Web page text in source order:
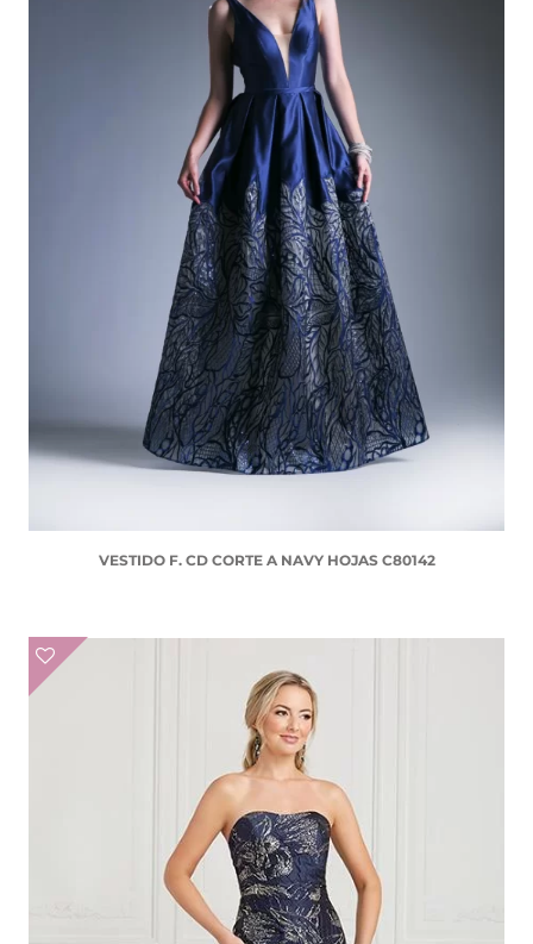
VESTIDO F. CD CORTE A NAVY HOJAS C80142